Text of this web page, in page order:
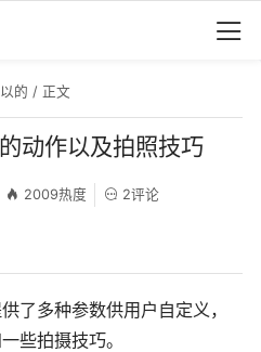
的 / 正文
动作以及拍照技巧
2009热度 2评论
了多种参数供用户自定义，
些拍摄技巧。